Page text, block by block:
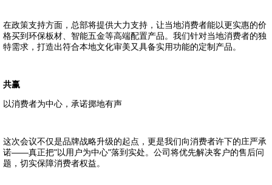
在政策支持方面，总部将提供大力支持，让当地消费者能以更实惠的价
格买到环保板材、智能五金等高端配置产品。我们针对当地消费者的独
特需求，打造出符合本地文化审美又具备实用功能的定制产品。
共赢
以消费者为中心，承诺掷地有声
这次会议不仅是品牌战略升级的起点，更是我们向消费者许下的庄严承
诺——真正把"以用户为中心"落到实处。 公司将优先解决客户的售后问
题，切实保障消费者权益。